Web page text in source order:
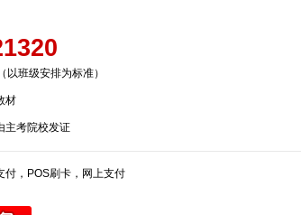
以班级安排为标准）
材
主考院校发证
付，POS刷卡，网上支付